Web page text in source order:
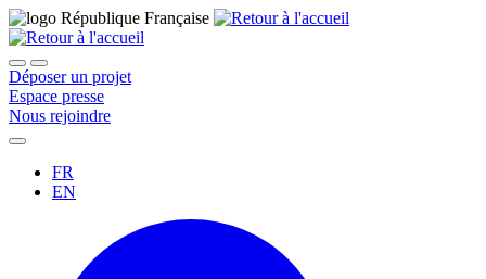
Déposer un projet
Espace presse
Nous rejoindre
FR
EN